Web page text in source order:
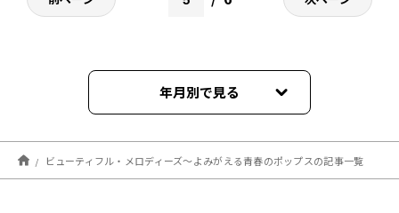
年月別で見る
2025年03月
2025年02月
ビューティフル・メロディーズ～よみがえる青春のポップスの記事一覧